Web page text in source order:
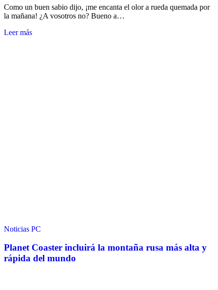
Como un buen sabio dijo, ¡me encanta el olor a rueda quemada por
la mañana! ¿A vosotros no? Bueno a…
Leer más
Noticias PC
Planet Coaster incluirá la montaña rusa más alta y
rápida del mundo